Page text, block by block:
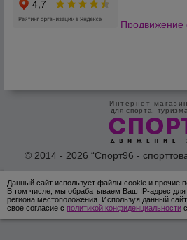
Продвижение
Интернет-
для спорта,
© 2014 - 2026 “Спорт96 -
Согласие на
Данный сайт использует файлы cookie и прочие
В том числе, мы обрабатываем Ваш IP-адрес для
региона местоположения. Используя данный
свое согласие с политикой конфиденциальности